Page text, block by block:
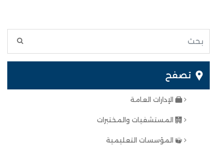
تصفح
الإدارات العامة
المستشفيات والمختبرات
المؤسسات التعليمية